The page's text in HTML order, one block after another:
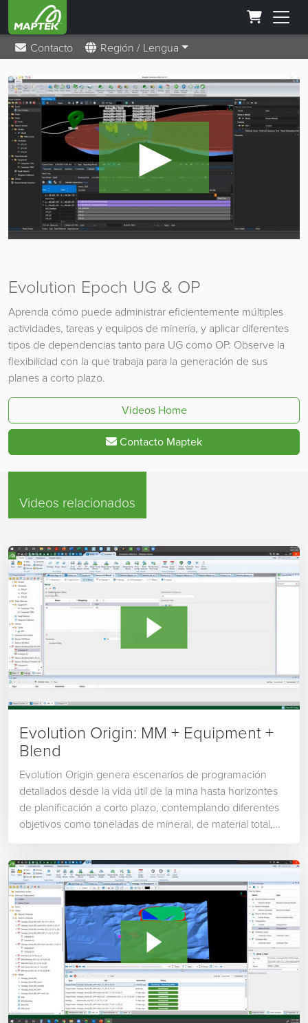
Contacto Región / Lengua
►
Evolution Epoch UG & OP
Aprenda cómo puede administrar eficientemente múltiples
actividades, tareas y equipos de minería, y aplicar diferentes
tipos de dependencias tanto para UG como OP. Observe la
flexibilidad con la que trabaja para la generación de sus
planes a corto plazo.
Videos Home
Contacto Maptek
Videos relacionados
Evolution Origin: MM + Equipment +
Blend
Evolution Origin genera escenarios de programación
detallados desde la vida útil de la mina hasta horizontes
de planificación a corto plazo, contemplando diferentes
objetivos como toneladas de mineral, de material total,
calendario de objetivos por periodos desde largo hasta
corto plazo, generando graficos y reportes de diferentes
KPI´s; la integración con Vulcan cierra la brecha entre el
diseño y la programación.